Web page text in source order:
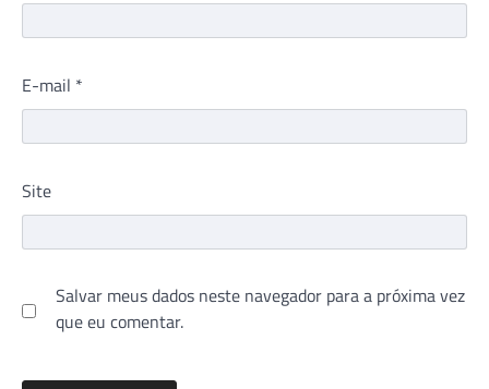
E-mail *
Site
Salvar meus dados neste navegador para a próxima vez
que eu comentar.